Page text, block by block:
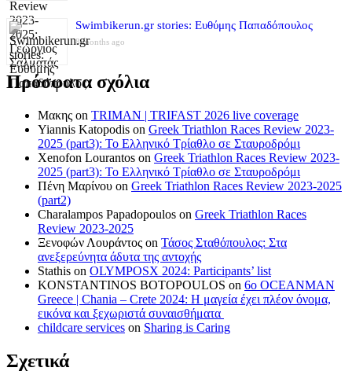
Swimbikerun.gr stories: Ευθύμης Παπαδόπουλος
8 months ago
Πρόσφατα σχόλια
Μακης on TRIMAN | TRIFAST 2026 live coverage
Yiannis Katopodis on Greek Triathlon Races Review 2023-
2025 (part3): Το Ελληνικό Τρίαθλο σε Σταυροδρόμι
Xenofon Lourantos on Greek Triathlon Races Review 2023-
2025 (part3): Το Ελληνικό Τρίαθλο σε Σταυροδρόμι
Πένη Μαρίνου on Greek Triathlon Races Review 2023-2025
(part2)
Charalampos Papadopoulos on Greek Triathlon Races
Review 2023-2025
Ξενοφών Λουράντος on Τάσος Σταθόπουλος: Στα
ανεξερεύνητα άδυτα της αντοχής
Stathis on OLYMPOSX 2024: Participants’ list
KONSTANTINOS BOTOPOULOS on 6ο OCEANMAN
Greece | Chania – Crete 2024: Η μαγεία έχει πλέον όνομα,
εικόνα και ξεχωριστά συναισθήματα
childcare services on Sharing is Caring
Σχετικά